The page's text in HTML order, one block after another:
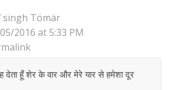
sïngh Tömär
2016 at 5:33 PM
देता हूँ शेर के वार और मेरे यार से हमेशा दूर